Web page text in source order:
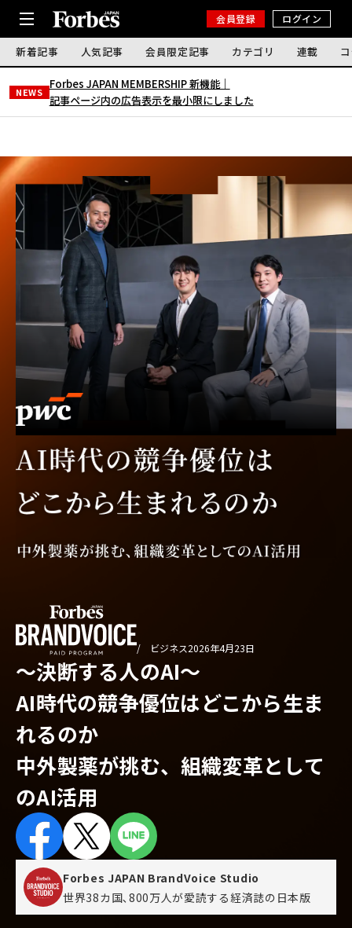
会員登録 ログイン
新着記事 人気記事 会員限定記事 カテゴリ 連載
NEWS
Forbes JAPAN MEMBERSHIP 新機能｜
記事ページ内の広告表示を最小限にしました
/ ビジネス2026年4月23日
〜決断する人のAI〜
AI時代の競争優位はどこから生ま
れるのか
中外製薬が挑む、組織変革として
のAI活用
Forbes JAPAN BrandVoice Studio
世界38カ国､800万人が愛読する 経済誌の日本版